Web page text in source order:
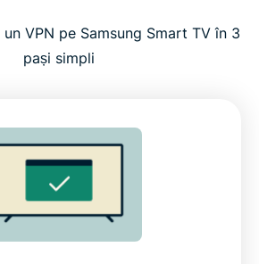
VPN pe Samsung Smart TV în 3
pași simpli